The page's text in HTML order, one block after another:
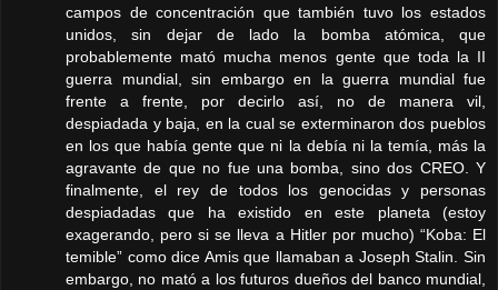
campos de concentración que también tuvo los estados
unidos, sin dejar de lado la bomba atómica, que
probablemente mató mucha menos gente que toda la II
guerra mundial, sin embargo en la guerra mundial fue
frente a frente, por decirlo así, no de manera vil,
despiadada y baja, en la cual se exterminaron dos pueblos
en los que había gente que ni la debía ni la temía, más la
agravante de que no fue una bomba, sino dos CREO. Y
finalmente, el rey de todos los genocidas y personas
despiadadas que ha existido en este planeta (estoy
exagerando, pero si se lleva a Hitler por mucho) “Koba: El
temible” como dice Amis que llamaban a Joseph Stalin. Sin
embargo, no mató a los futuros dueños del banco mundial,